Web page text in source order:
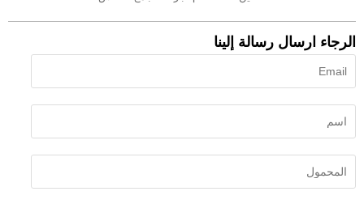
الرجاء ارسال رسالة إلينا